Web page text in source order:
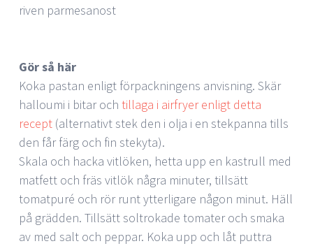
riven parmesanost
Gör så här
Koka pastan enligt förpackningens anvisning. Skär
halloumi i bitar och tillaga i airfryer enligt detta
recept (alternativt stek den i olja i en stekpanna tills
den får färg och fin stekyta).
Skala och hacka vitlöken, hetta upp en kastrull med
matfett och fräs vitlök några minuter, tillsätt
tomatpuré och rör runt ytterligare någon minut. Häll
på grädden. Tillsätt soltrokade tomater och smaka
av med salt och peppar. Koka upp och låt puttra